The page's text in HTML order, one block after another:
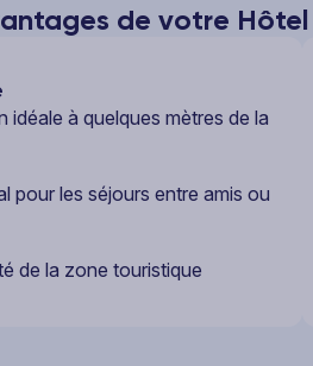
de votre
idéale à quelques mètres de la
pour les séjours entre amis ou
de la zone touristique